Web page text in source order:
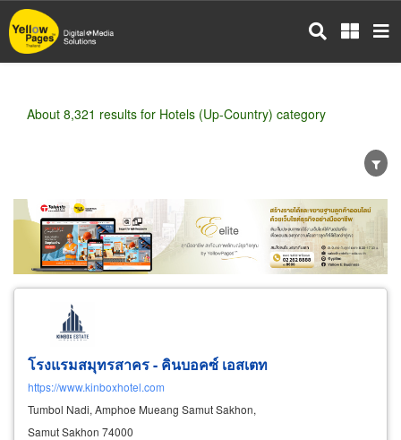
Skip
to
main
About 8,321 results for Hotels (Up-Country) category
Wholesale Retail Manufacturer
Dealer
Exporter/Importer
Service Business
โรงแรมสมุทรสาคร - คินบอคซ์ เอสเตท
https://www.kinboxhotel.com
Tumbol Nadi, Amphoe Mueang Samut Sakhon,
Samut Sakhon 74000